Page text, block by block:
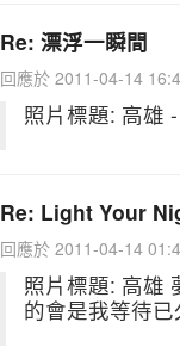
Re: 漂浮一瞬間
回應於 2011-04-14
照片標題: 高雄
Re: Light Your
回應於 2011-04-14
照片標題: 高雄
的會是我等待